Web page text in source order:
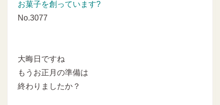
お菓子を創っています?
No.3077
大晦日ですね
もうお正月の準備は
終わりましたか？